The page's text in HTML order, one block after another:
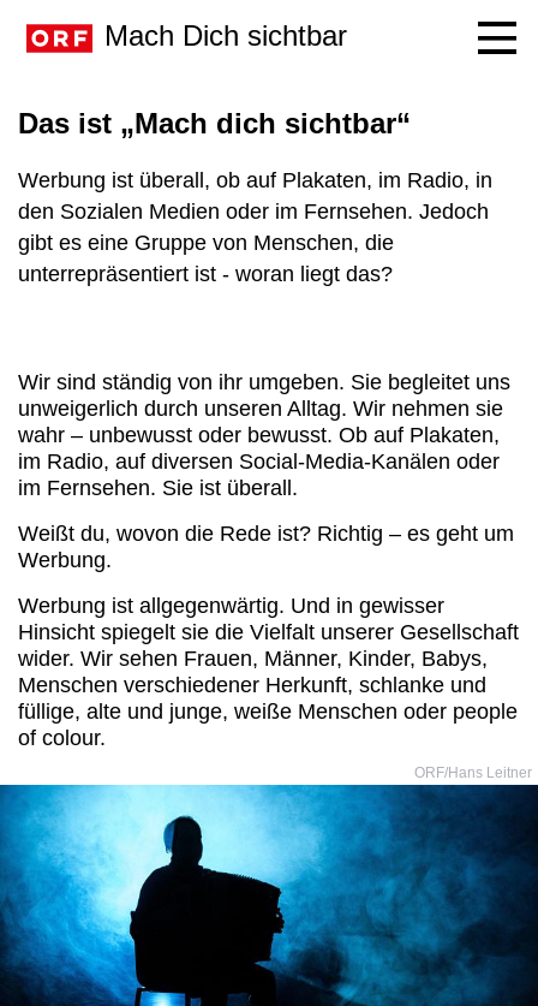
Mach Dich sichtbar
Das ist „Mach dich sichtbar“
Werbung ist überall, ob auf Plakaten, im Radio, in
den Sozialen Medien oder im Fernsehen. Jedoch
gibt es eine Gruppe von Menschen, die
unterrepräsentiert ist - woran liegt das?
Wir sind ständig von ihr umgeben. Sie begleitet uns
unweigerlich durch unseren Alltag. Wir nehmen sie
wahr – unbewusst oder bewusst. Ob auf Plakaten,
im Radio, auf diversen Social-Media-Kanälen oder
im Fernsehen. Sie ist überall.
Weißt du, wovon die Rede ist? Richtig – es geht um
Werbung.
Werbung ist allgegenwärtig. Und in gewisser
Hinsicht spiegelt sie die Vielfalt unserer Gesellschaft
wider. Wir sehen Frauen, Männer, Kinder, Babys,
Menschen verschiedener Herkunft, schlanke und
füllige, alte und junge, weiße Menschen oder people
of colour.
ORF/Hans Leitner